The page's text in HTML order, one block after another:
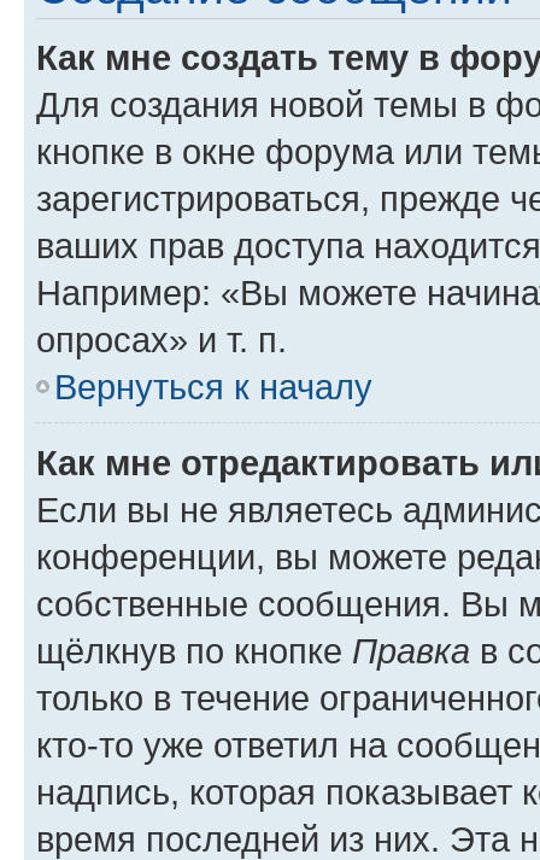
Как мне создать тему в
Для создания новой темы в
кнопке в окне форума или
зарегистрироваться, прежде
ваших прав доступа
Например: «Вы можете
опросах» и т. п.
Вернуться к началу
Как мне отредактировать
Если вы не являетесь
конференции, вы можете
собственные сообщения. Вы
щёлкнув по кнопке Правка в
только в течение
кто-то уже ответил на
надпись, которая показывает
время последней из них. Эта